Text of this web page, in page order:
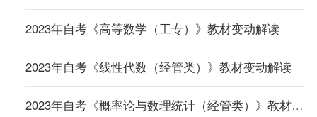
2023年自考《高等数学（工专）》教材变动解读
2023年自考《线性代数（经管类）》教材变动解读
2023年自考《概率论与数理统计（经管类）》教材变动解读